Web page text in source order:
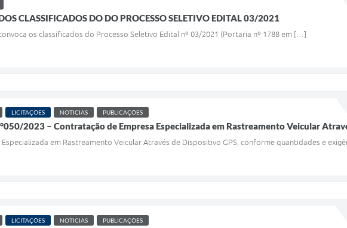
CLASSIFICADOS DO DO PROCESSO SELETIVO EDITAL 03/2021
os classificados do Processo Seletivo Edital nº 03/2021 (Portaria nº 1788 em […]
LICITAÇÕES NOTICIAS PUBLICAÇÕES
2023 – Contratação de Empresa Especializada em Rastreamento Veicular
em Rastreamento Veicular Através de Dispositivo GPS, conforme quantidades e
LICITAÇÕES NOTICIAS PUBLICAÇÕES